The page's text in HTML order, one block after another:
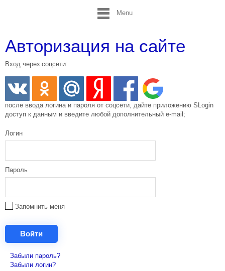
Menu
Авторизация на сайте
Вход через соцсети:
после ввода логина и пароля от соцсети, дайте приложению SLogin
доступ к данным и введите любой дополнительный e-mail;
Логин
Пароль
Запомнить меня
Забыли пароль?
Забыли логин?